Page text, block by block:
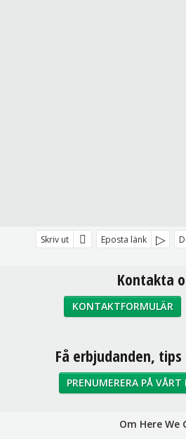
Skriv ut Eposta länk
Kontakta
KONTAKTFORMULÄR
Sociala
Få erbjudanden,
PRENUMERERA PÅ VÅRT
Om Here We